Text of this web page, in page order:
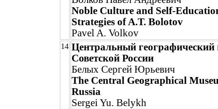
Noble Culture and Self-
Strategies of A.T. Bolotov
Pavel A. Volkov
14 Центральный географический
Советской России
Белых Сергей Юрьевич
The Central Geographical
Russia
Sergei Yu. Belykh